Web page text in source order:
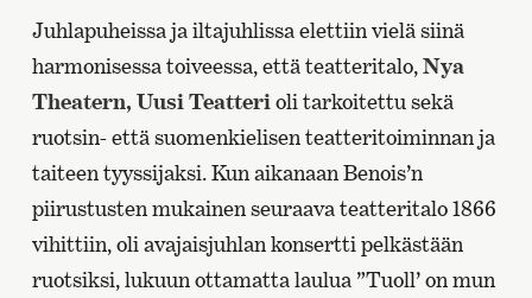
Juhlapuheissa ja iltajuhlissa elettiin vielä siinä
harmonisessa toiveessa, että teatteritalo,Nya
Theatern, Uusi Teatteri oli tarkoitettu sekä
ruotsin- että suomenkielisen teatteritoiminnan ja
taiteen tyyssijaksi. Kun aikanaan Benois’n
piirustusten mukainen seuraava teatteritalo 1866
vihittiin, oli avajaisjuhlan konsertti pelkästään
ruotsiksi, lukuun ottamatta laulua ”Tuoll’ on mun